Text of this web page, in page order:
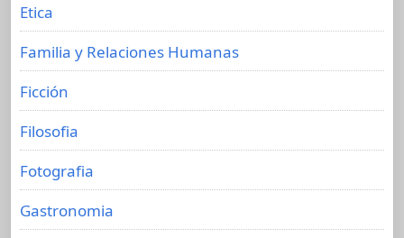
Etica
Familia y Relaciones Humanas
Ficción
Filosofia
Fotografia
Gastronomia